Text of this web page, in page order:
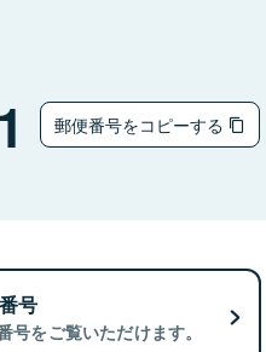
郵便番号をコピーする
号
号をご覧いただけます。